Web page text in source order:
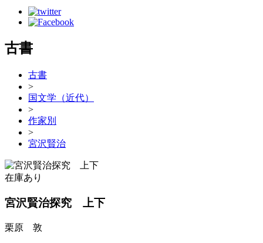
古書
古書
>
国文学（近代）
>
作家別
>
宮沢賢治
在庫あり
宮沢賢治探究 上下
栗原 敦